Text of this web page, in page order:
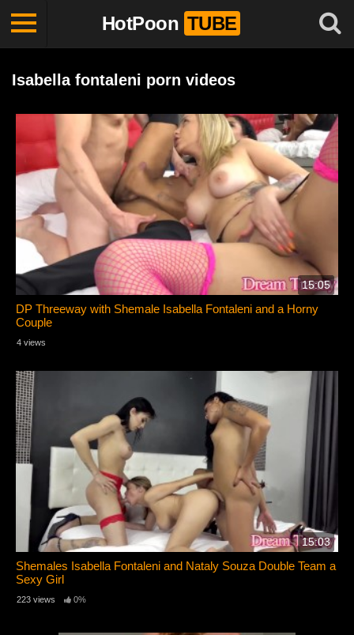
HotPoon TUBE
Isabella fontaleni porn videos
15:05
DP Threeway with Shemale Isabella Fontaleni and a Horny
Couple
4 views
15:03
Shemales Isabella Fontaleni and Nataly Souza Double Team a
Sexy Girl
223 views 0%